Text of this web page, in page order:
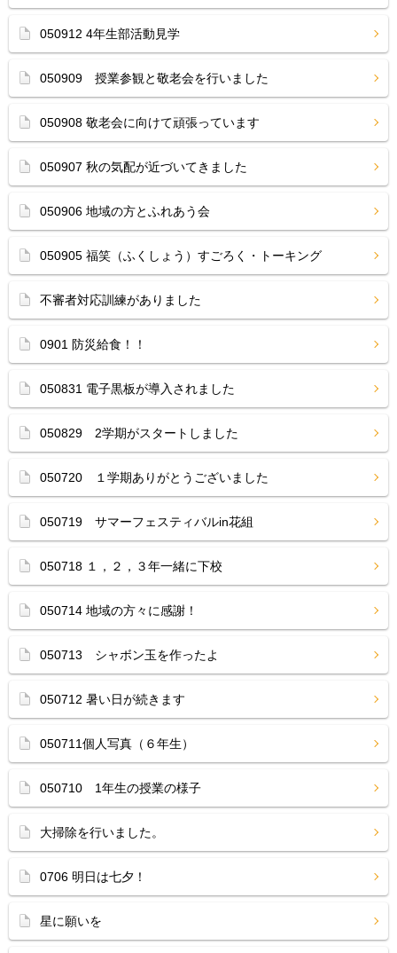
050912 4年生部活動見学
050909 授業参観と敬老会を行いました
050908 敬老会に向けて頑張っています
050907 秋の気配が近づいてきました
050906 地域の方とふれあう会
050905 福笑（ふくしょう）すごろく・トーキング
不審者対応訓練がありました
0901 防災給食！！
050831 電子黒板が導入されました
050829 2学期がスタートしました
050720 １学期ありがとうございました
050719 サマーフェスティバルin花組
050718 １，２，３年一緒に下校
050714 地域の方々に感謝！
050713 シャボン玉を作ったよ
050712 暑い日が続きます
050711個人写真（６年生）
050710 1年生の授業の様子
大掃除を行いました。
0706 明日は七夕！
星に願いを